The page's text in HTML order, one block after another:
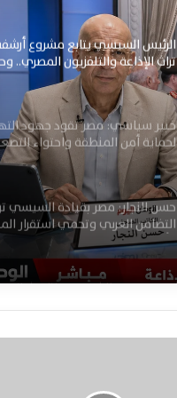
الرئيس السيسي يتابع مشروع
تراث الإذاعة والتلفزيون المصري..
الدولة تؤسس لمرحلة جديدة في
الرقمي
خبير سياسي: مصر تقود جهود
لحماية أمن المنطقة واحتواء
الإقليمي المتصاعد
حسن النجار: مصر بقيادة السيسي
التضامن العربي وتحمي استقرار
الأزمات الراهنة
مصر وتيمور الشرقية تعززان